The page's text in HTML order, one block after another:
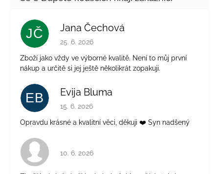
JČ Jana Čechová
Hodnocení obchodu je 5 z 5 hvězdiček.
25. 6. 2026
Zboží jako vždy ve výborné kvalitě. Není to můj první
nákup a určitě si jej ještě několikrát zopakuji.
EB Evija Bluma
Hodnocení obchodu je 5 z 5 hvězdiček.
15. 6. 2026
Opravdu krásné a kvalitní věci, děkuji ❤️ Syn nadšený
Hodnocení obchodu je 4 z 5 hvězdiček.
10. 6. 2026